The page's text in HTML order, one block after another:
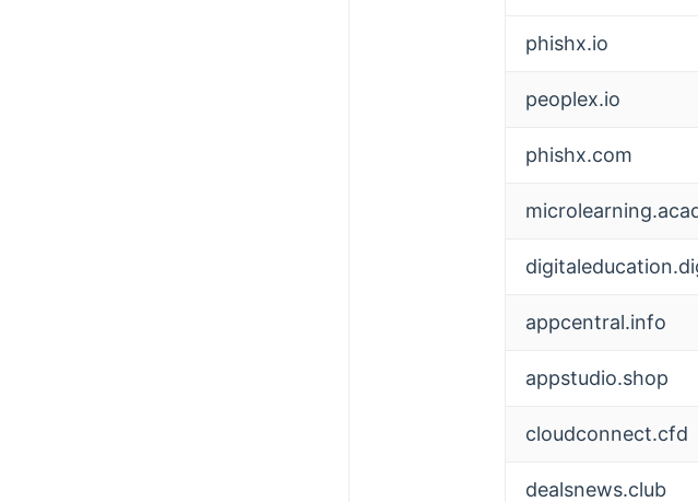
phishx.io
peoplex.io
phishx.com
appcentral.info
appstudio.shop
cloudconnect.cfd
dealsnews.club